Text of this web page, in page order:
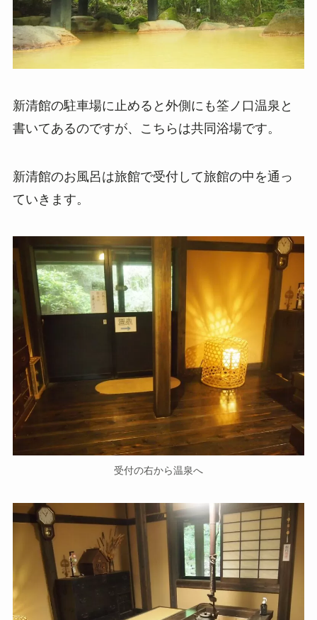
新清館の駐車場に止めると外側にも筌ノ口温泉と
書いてあるのですが、こちらは共同浴場です。
新清館のお風呂は旅館で受付して旅館の中を通っ
ていきます。
受付の右から温泉へ